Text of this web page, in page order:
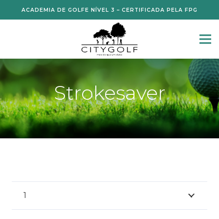
ACADEMIA DE GOLFE NÍVEL 3 – CERTIFICADA PELA FPG
Strokesaver
1